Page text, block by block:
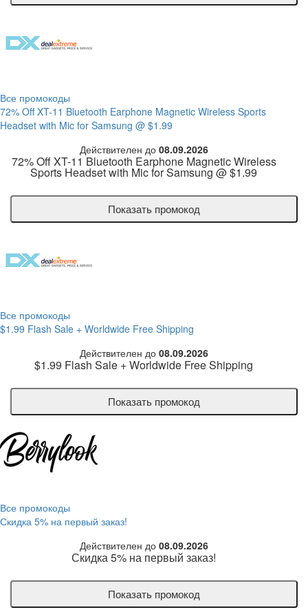
Все промокоды
72% Off XT-11 Bluetooth Earphone Magnetic Wireless Sports
Headset with Mic for Samsung @ $1.99
Действителен до 08.09.2026
72% Off XT-11 Bluetooth Earphone Magnetic Wireless
Sports Headset with Mic for Samsung @ $1.99
Показать промокод
Все промокоды
$1.99 Flash Sale + Worldwide Free Shipping
Действителен до 08.09.2026
$1.99 Flash Sale + Worldwide Free Shipping
Показать промокод
Все промокоды
Скидка 5% на первый заказ!
Действителен до 08.09.2026
Скидка 5% на первый заказ!
Показать промокод